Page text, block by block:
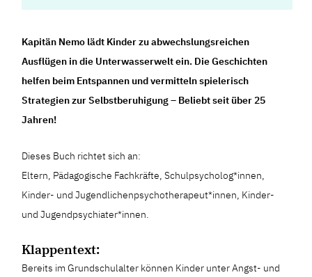
Kapitän Nemo lädt Kinder zu abwechslungsreichen
Ausflügen in die Unterwasserwelt ein. Die Geschichten
helfen beim Entspannen und vermitteln spielerisch
Strategien zur Selbstberuhigung – Beliebt seit über 25
Jahren!
Dieses Buch richtet sich an:
Eltern, Pädagogische Fachkräfte, Schulpsycholog*innen,
Kinder- und Jugendlichenpsychotherapeut*innen, Kinder-
und Jugendpsychiater*innen.
Klappentext:
Bereits im Grundschulalter können Kinder unter Angst- und